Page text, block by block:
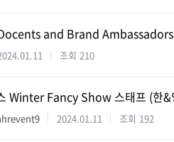
and Brand
조회 210
Winter Fancy Show 스태프 (한&
2024.01.11 조회 192